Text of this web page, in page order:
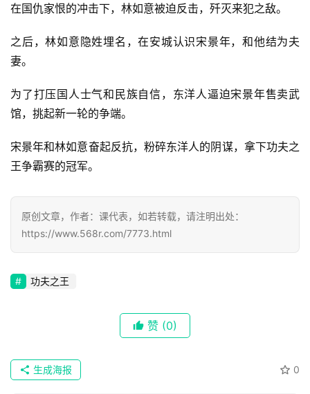
页
语
集
🔥
热
博
主
登录
在国仇家恨的冲击下，林如意被迫反击，歼灭来犯之敌。
之后，林如意隐姓埋名，在安城认识宋景年，和他结为夫
妻。
为了打压国人士气和民族自信，东洋人逼迫宋景年售卖武
馆，挑起新一轮的争端。
宋景年和林如意奋起反抗，粉碎东洋人的阴谋，拿下功夫之
王争霸赛的冠军。
原创文章，作者：课代表，如若转载，请注明出处：
https://www.568r.com/7773.html
功夫之王
赞 (0)
0
生成海报